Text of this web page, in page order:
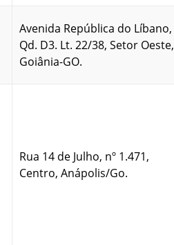
Avenida República do Líbano,
Qd. D3. Lt. 22/38, Setor Oeste,
Goiânia-GO.
Rua 14 de Julho, nº 1.471,
Centro, Anápolis/Go.